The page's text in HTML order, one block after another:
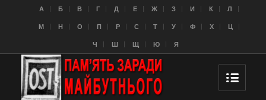
A Б В Г Д Е Ж З И К Л
M Н О П Р С Т У Ф Х Ц
Ч Ш Щ Ю Я